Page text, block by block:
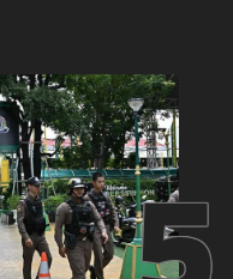
وقع ضحيّة أعماله؟